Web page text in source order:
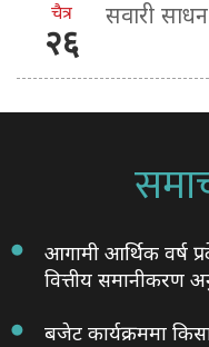
चैत्र
२६
सवारी
आगामी आर्थिक वर्ष
वित्तीय समानीकरण
बजेट कार्यक्रममा